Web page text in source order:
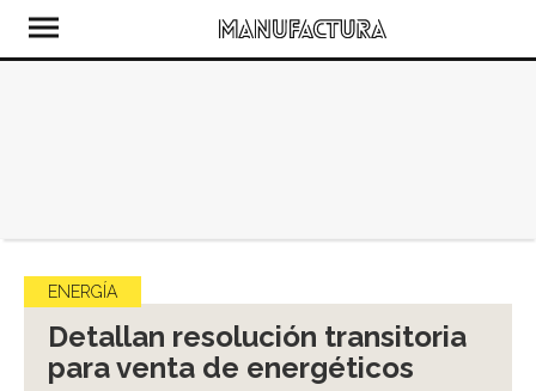
ENERGÍA
Detallan resolución transitoria
para venta de energéticos